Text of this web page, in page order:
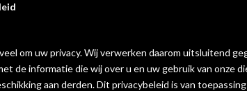
om uw privacy. Wij verwerken daarom uitsluitend
de informatie die wij over u en uw gebruik van
aan derden. Dit privacybeleid is van